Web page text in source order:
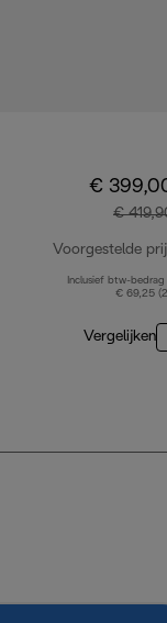
€
€
Voorgestelde
Inclusief btw-bedrag
€ 69,25
Vergelijken